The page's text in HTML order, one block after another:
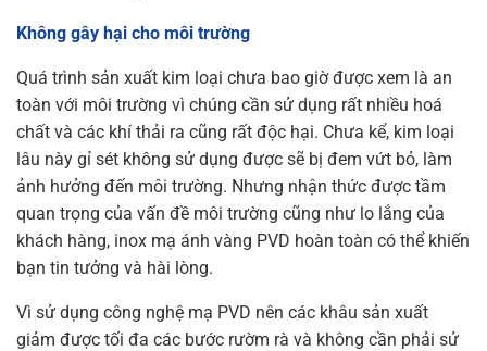
Không gây hại cho môi trường
Quá trình sản xuất kim loại chưa bao giờ được xem là an
toàn với môi trường vì chúng cần sử dụng rất nhiều hoá
chất và các khí thải ra cũng rất độc hại. Chưa kể, kim loại
lâu này gỉ sét không sử dụng được sẽ bị đem vứt bỏ, làm
ảnh hưởng đến môi trường. Nhưng nhận thức được tầm
quan trọng của vấn đề môi trường cũng như lo lắng của
khách hàng, inox mạ ánh vàng PVD hoàn toàn có thể khiến
bạn tin tưởng và hài lòng.
Vì sử dụng công nghệ mạ PVD nên các khâu sản xuất
giảm được tối đa các bước rườm rà và không cần phải sử